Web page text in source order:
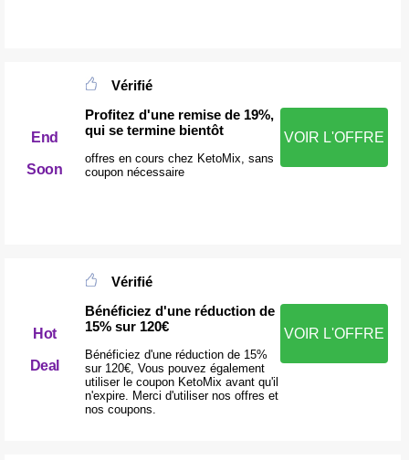
End
Soon
Vérifié
Profitez d'une remise de 19%,
qui se termine bientôt
offres en cours chez KetoMix, sans
coupon nécessaire
VOIR L'OFFRE
Hot
Deal
Vérifié
Bénéficiez d'une réduction de
15% sur 120€
Bénéficiez d'une réduction de 15%
sur 120€, Vous pouvez également
utiliser le coupon KetoMix avant qu'il
n'expire. Merci d'utiliser nos offres et
nos coupons.
VOIR L'OFFRE